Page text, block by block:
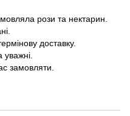
рози та нектарин.
доставку.
уважні.
замовляти.